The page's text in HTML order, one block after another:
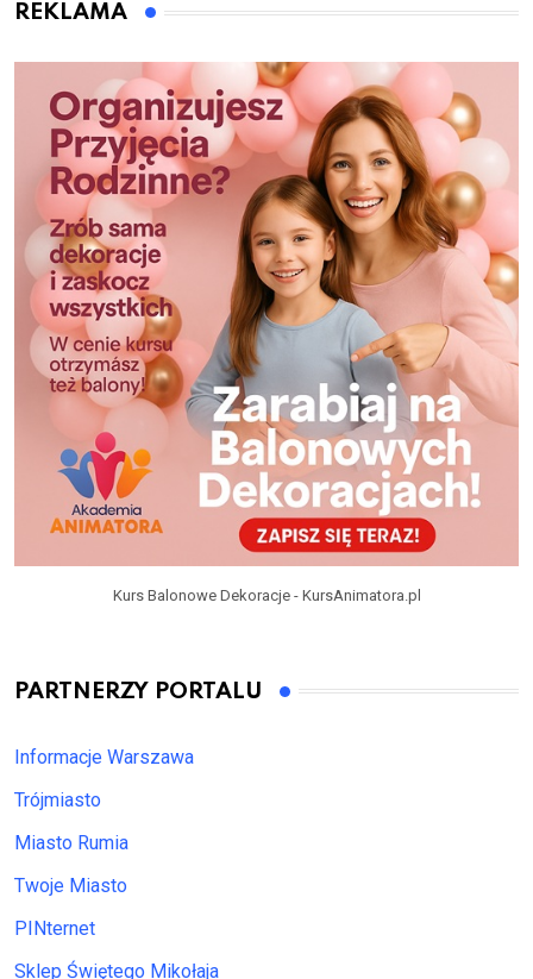
REKLAMA
Kurs Balonowe Dekoracje - KursAnimatora.pl
PARTNERZY PORTALU
Informacje Warszawa
Trójmiasto
Miasto Rumia
Twoje Miasto
PINternet
Sklep Świętego Mikołaja